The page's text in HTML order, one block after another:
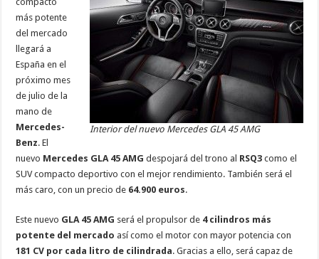
Interior del nuevo Mercedes GLA 45 AMG
más potente
del mercado
llegará a
España en el
próximo mes
de julio de la
mano de
Mercedes-
Benz. El
nuevo Mercedes GLA 45 AMG despojará del trono al RSQ3 como el
SUV compacto deportivo con el mejor rendimiento. También será el
más caro, con un precio de 64.900 euros.
Este nuevo GLA 45 AMG será el propulsor de 4 cilindros más
potente del mercado así como el motor con mayor potencia con
181 CV por cada litro de cilindrada. Gracias a ello, será capaz de